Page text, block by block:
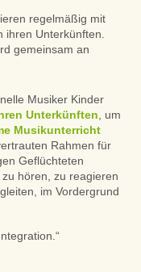
regelmäßig mit
Unterkünften.
gemeinsam an
Musiker Kinder
Unterkünften , um
Musikunterricht
Rahmen für
Geflüchteten
hören, zu reagieren
im Vordergrund